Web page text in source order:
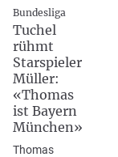
Bundesliga
Tuchel
rühmt
Starspieler
Müller:
«Thomas
ist Bayern
München»
Thomas